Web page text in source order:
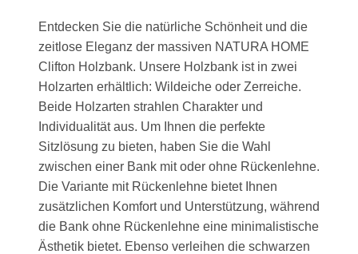
Entdecken Sie die natürliche Schönheit und die
zeitlose Eleganz der massiven NATURA HOME
Clifton Holzbank. Unsere Holzbank ist in zwei
Holzarten erhältlich: Wildeiche oder Zerreiche.
Beide Holzarten strahlen Charakter und
Individualität aus. Um Ihnen die perfekte
Sitzlösung zu bieten, haben Sie die Wahl
zwischen einer Bank mit oder ohne Rückenlehne.
Die Variante mit Rückenlehne bietet Ihnen
zusätzlichen Komfort und Unterstützung, während
die Bank ohne Rückenlehne eine minimalistische
Ästhetik bietet. Ebenso verleihen die schwarzen